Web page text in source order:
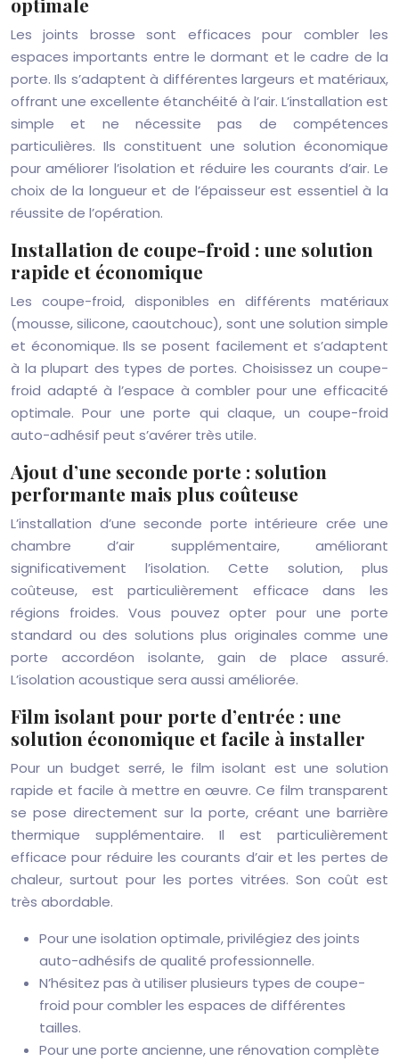
Les joints brosse sont efficaces pour combler les
espaces importants entre le dormant et le cadre de la
porte. Ils s’adaptent à différentes largeurs et matériaux,
offrant une excellente étanchéité à l’air. L’installation est
simple et ne nécessite pas de compétences
particulières. Ils constituent une solution économique
pour améliorer l’isolation et réduire les courants d’air. Le
choix de la longueur et de l’épaisseur est essentiel à la
réussite de l’opération.
Installation de coupe-froid : une solution
rapide et économique
Les coupe-froid, disponibles en différents matériaux
(mousse, silicone, caoutchouc), sont une solution simple
et économique. Ils se posent facilement et s’adaptent
à la plupart des types de portes. Choisissez un coupe-
froid adapté à l’espace à combler pour une efficacité
optimale. Pour une porte qui claque, un coupe-froid
auto-adhésif peut s’avérer très utile.
Ajout d’une seconde porte : solution
performante mais plus coûteuse
L’installation d’une seconde porte intérieure crée une
chambre d’air supplémentaire, améliorant
significativement l’isolation. Cette solution, plus
coûteuse, est particulièrement efficace dans les
régions froides. Vous pouvez opter pour une porte
standard ou des solutions plus originales comme une
porte accordéon isolante, gain de place assuré.
L’isolation acoustique sera aussi améliorée.
Film isolant pour porte d’entrée : une
solution économique et facile à installer
Pour un budget serré, le film isolant est une solution
rapide et facile à mettre en œuvre. Ce film transparent
se pose directement sur la porte, créant une barrière
thermique supplémentaire. Il est particulièrement
efficace pour réduire les courants d’air et les pertes de
chaleur, surtout pour les portes vitrées. Son coût est
très abordable.
Pour une isolation optimale, privilégiez des joints
auto-adhésifs de qualité professionnelle.
N’hésitez pas à utiliser plusieurs types de coupe-
froid pour combler les espaces de différentes
tailles.
Pour une porte ancienne, une rénovation complète